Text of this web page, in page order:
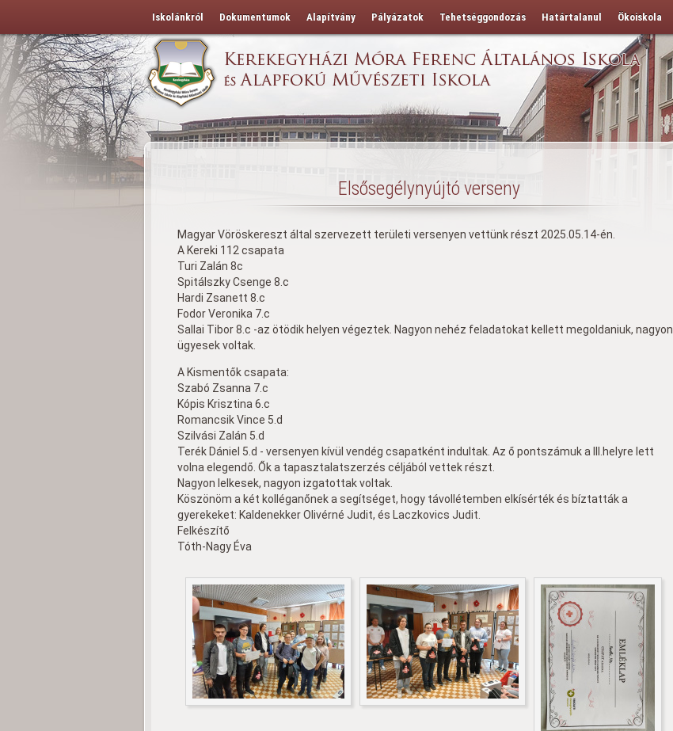
Iskolánkról Dokumentumok Alapítvány Pályázatok Tehetséggondozás Határtalanul Ökoiskola
Elsősegélynyújtó verseny
Magyar Vöröskereszt által szervezett területi versenyen vettünk részt 2025.05.14-én.
A Kereki 112 csapata
Turi Zalán 8c
Spitálszky Csenge 8.c
Hardi Zsanett 8.c
Fodor Veronika 7.c
Sallai Tibor 8.c -az ötödik helyen végeztek. Nagyon nehéz feladatokat kellett megoldaniuk, nagyon
ügyesek voltak.
A Kismentők csapata:
Szabó Zsanna 7.c
Kópis Krisztina 6.c
Romancsik Vince 5.d
Szilvási Zalán 5.d
Terék Dániel 5.d - versenyen kívül vendég csapatként indultak. Az ő pontszámuk a III.helyre lett
volna elegendő. Ők a tapasztalatszerzés céljából vettek részt.
Nagyon lelkesek, nagyon izgatottak voltak.
Köszönöm a két kolléganőnek a segítséget, hogy távollétemben elkísérték és bíztatták a
gyerekeket: Kaldenekker Olivérné Judit, és Laczkovics Judit.
Felkészítő
Tóth-Nagy Éva